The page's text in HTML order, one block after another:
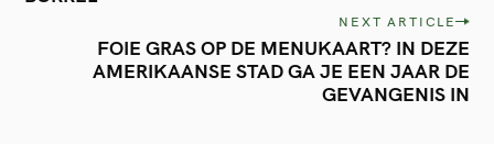
NEXT ARTICLE
FOIE GRAS OP DE MENUKAART? IN DEZE
AMERIKAANSE STAD GA JE EEN JAAR DE
GEVANGENIS IN